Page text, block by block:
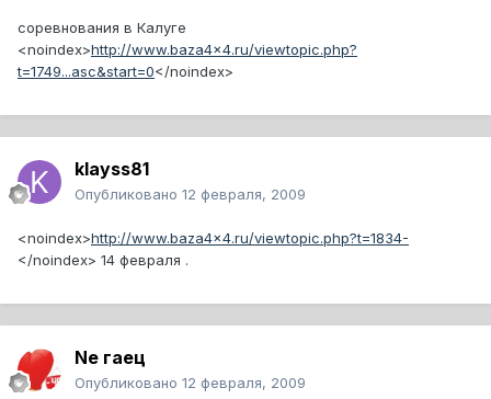
соревнования в Калуге
<noindex>http://www.baza4x4.ru/viewtopic.php?
t=1749...asc&start=0</noindex>
klayss81
Опубликовано 12 февраля, 2009
<noindex>http://www.baza4x4.ru/viewtopic.php?t=1834-
</noindex> 14 февраля .
Ne гаец
Опубликовано 12 февраля, 2009